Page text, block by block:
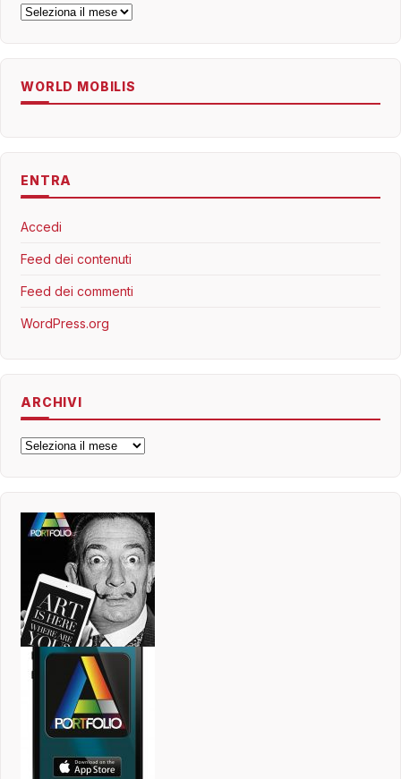
Archivi
WORLD MOBILIS
ENTRA
Accedi
Feed dei contenuti
Feed dei commenti
WordPress.org
ARCHIVI
Archivi